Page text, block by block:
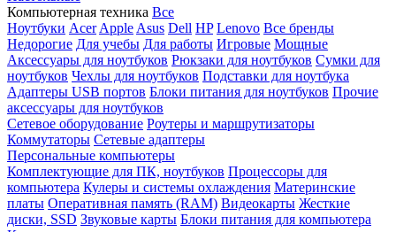
Компьютерная техника Все
Ноутбуки Acer Apple Asus Dell HP Lenovo Все бренды
Недорогие Для учебы Для работы Игровые Мощные
Аксессуары для ноутбуков Рюкзаки для ноутбуков Сумки для
ноутбуков Чехлы для ноутбуков Подставки для ноутбука
Адаптеры USB портов Блоки питания для ноутбуков Прочие
аксессуары для ноутбуков
Сетевое оборудование Роутеры и маршрутизаторы
Коммутаторы Сетевые адаптеры
Персональные компьютеры
Комплектующие для ПК, ноутбуков Процессоры для
компьютера Кулеры и системы охлаждения Материнские
платы Оперативная память (RAM) Видеокарты Жесткие
диски, SSD Звуковые карты Блоки питания для компьютера